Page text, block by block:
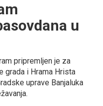
u
pripremljen je za
grada i Hrama Hrista
uprave Banjaluka